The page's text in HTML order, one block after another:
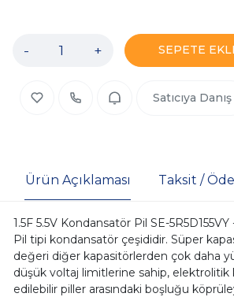
- + SEPETE
Satıcıya Danış
Ürün Açıklaması Taksit /
1.5F 5.5V Kondansatör Pil SE-
Pil tipi kondansatör çeşididir. Süper
değeri diğer kapasitörlerden çok daha
düşük voltaj limitlerine sahip, elektrolitik
edilebilir piller arasındaki boşluğu